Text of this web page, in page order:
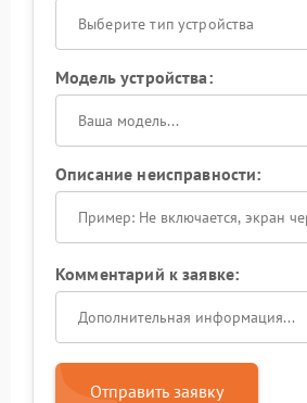
Выберите тип устройства
Модель устройства:
Описание неисправности:
Комментарий к заявке:
Отправить заявку